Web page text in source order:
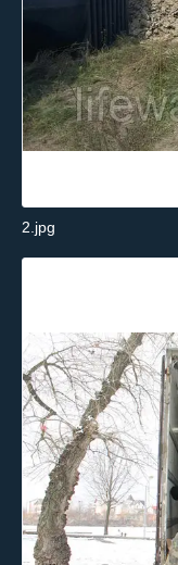
2.jpg